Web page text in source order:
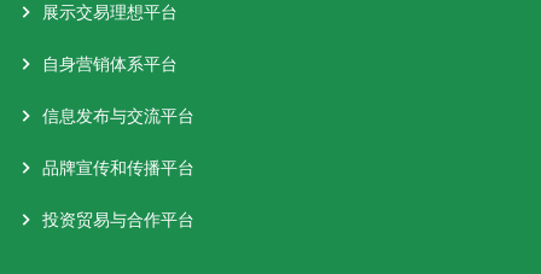
展示交易理想平台
自身营销体系平台
信息发布与交流平台
品牌宣传和传播平台
投资贸易与合作平台